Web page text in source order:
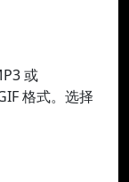
或
格式。选择